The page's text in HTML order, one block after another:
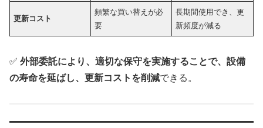
更新コスト
頻繁な買い替えが必
要
長期間使用でき、更
新頻度が減る
✅ 外部委託により、適切な保守を実施することで、設備
の寿命を延ばし、更新コストを削減できる。